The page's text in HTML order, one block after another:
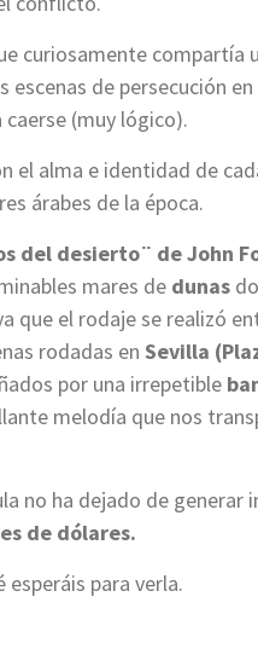
curiosamente compartía
de persecución
(muy lógico).
el alma e identidad de
árabes de la época.
del desierto¨ de John
mares de dunas
que el rodaje se realizó
rodadas en Sevilla
por una irrepetible
melodía que nos
no ha dejado de generar
de dólares.
esperáis para verla.